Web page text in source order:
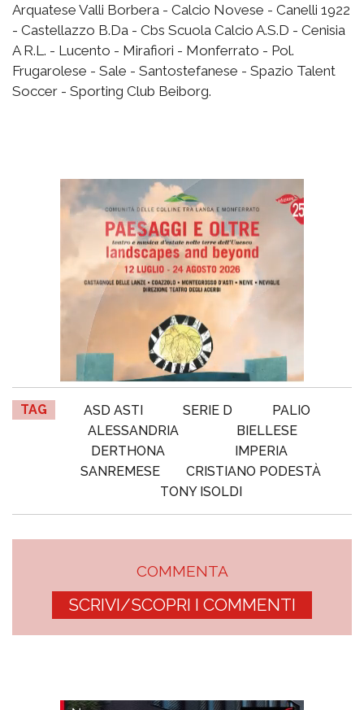
Arquatese Valli Borbera - Calcio Novese - Canelli 1922
- Castellazzo B.Da - Cbs Scuola Calcio A.S.D - Cenisia
A R.L. - Lucento - Mirafiori - Monferrato - Pol.
Frugarolese - Sale - Santostefanese - Spazio Talent
Soccer - Sporting Club Beiborg.
TAG ASD ASTI SERIE D
PALIO
ALESSANDRIA
BIELLESE
DERTHONA
IMPERIA
SANREMESE
CRISTIANO PODESTÀ
TONY ISOLDI
COMMENTA
SCRIVI/SCOPRI I COMMENTI